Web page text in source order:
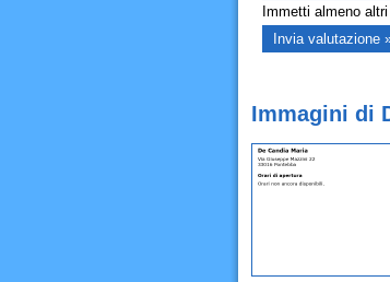
Immetti almeno altri
Immagini di